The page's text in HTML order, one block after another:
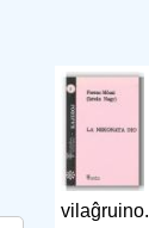
vilaĝruino.